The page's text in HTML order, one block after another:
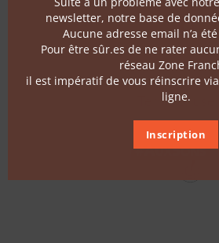
Follow us
Contact
Terms of use
newsletter, notre base de
Aucune adresse email n’a
Pour être sûr.es de ne rater
réseau Zone
il est impératif de vous réinscrire
ligne.
Inscription